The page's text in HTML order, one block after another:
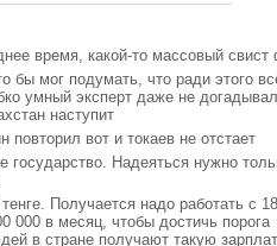
время, какой-то массовый свист
мог подумать, что ради этого
умный эксперт даже не
наступит
повторил вот и токаев не отстает
государство. Надеяться нужно
Получается надо работать с
000 в месяц, чтобы достичь порога
в стране получают такую